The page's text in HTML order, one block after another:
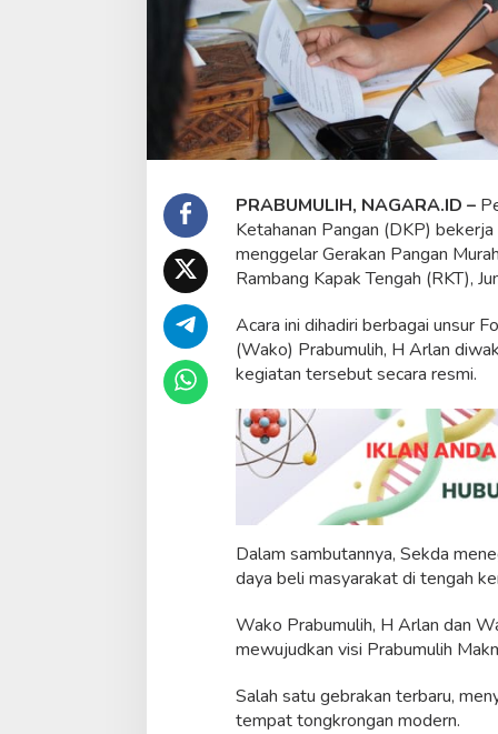
a
n
g
a
M
u
r
h
PRABUMULIH, NAGARA.ID –
Ketahanan Pangan (DKP)
menggelar Gerakan Pangan
Rambang Kapak Tengah (RKT),
Acara ini dihadiri berbagai unsur
(Wako) Prabumulih, H Arlan
kegiatan tersebut secara resmi.
Dalam sambutannya, Sekda
daya beli masyarakat di tengah
Wako Prabumulih, H Arlan dan
mewujudkan visi Prabumulih
Salah satu gebrakan terbaru,
tempat tongkrongan modern.